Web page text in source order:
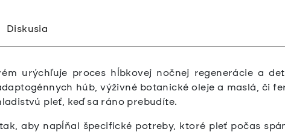
Diskusia
urýchľuje proces hĺbkovej nočnej regenerácie a
húb, výživné botanické oleje a maslá, či
pleť, keď sa ráno prebudíte.
aby napĺňal špecifické potreby, ktoré pleť počas